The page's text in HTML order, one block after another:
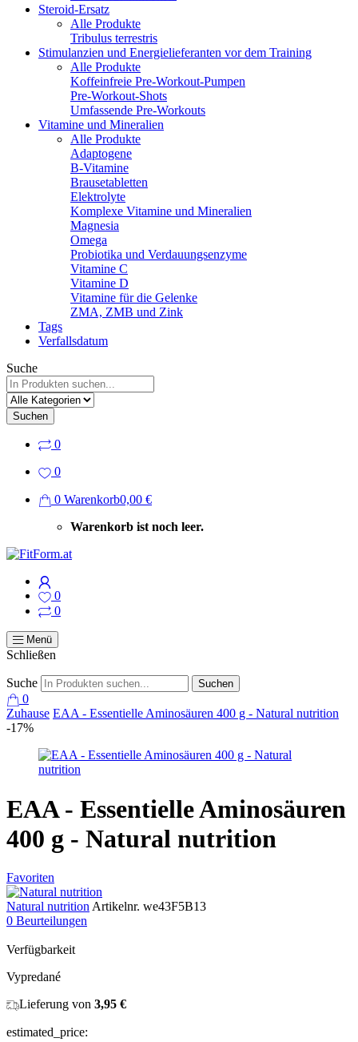
Steroid-Ersatz
Alle Produkte
Tribulus terrestris
Stimulanzien und Energielieferanten vor dem Training
Alle Produkte
Koffeinfreie Pre-Workout-Pumpen
Pre-Workout-Shots
Umfassende Pre-Workouts
Vitamine und Mineralien
Alle Produkte
Adaptogene
B-Vitamine
Brausetabletten
Elektrolyte
Komplexe Vitamine und Mineralien
Magnesia
Omega
Probiotika und Verdauungsenzyme
Vitamine C
Vitamine D
Vitamine für die Gelenke
ZMA, ZMB und Zink
Tags
Verfallsdatum
Suche
Suchen
0
0
0 Warenkorb0,00 €
Warenkorb ist noch leer.
0
0
Menü
Schließen
Suche Suchen
0
Zuhause EAA - Essentielle Aminosäuren 400 g - Natural nutrition
-17%
EAA - Essentielle Aminosäuren
400 g - Natural nutrition
Favoriten
Natural nutrition Artikelnr. we43F5B13
0 Beurteilungen
Verfügbarkeit
Vypredané
Lieferung von 3,95 €
estimated_price: